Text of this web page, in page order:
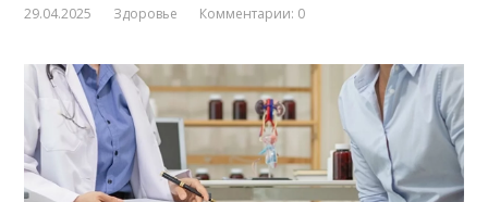
29.04.2025 Здоровье Комментарии: 0